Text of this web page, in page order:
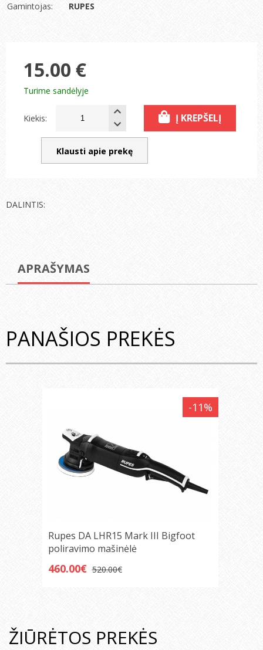
Gamintojas:
RUPES
15.00 €
Turime sandėlyje
Kiekis: Į KREPŠELĮ
Klausti apie prekę
DALINTIS:
APRAŠYMAS
PANAŠIOS PREKĖS
-11%
Rupes DA LHR15 Mark III Bigfoot
poliravimo mašinėlė
460.00€ 520.00€
ŽIŪRĖTOS PREKĖS